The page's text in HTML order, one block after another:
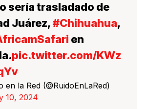
sería trasladado de
Juárez,#Chihuahua,
en
pic.twitter.com/KWz
en la Red (@RuidoEnLaRed)
10, 2024